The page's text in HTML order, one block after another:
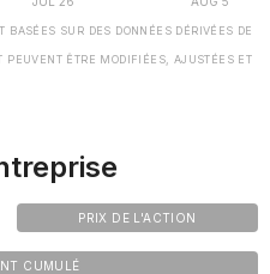
BASÉES SUR DES DONNÉES DÉRIVÉES DE
PEUVENT ÊTRE MODIFIÉES, AJUSTÉES ET
PRIX DE L'ACTION
CUMULÉ